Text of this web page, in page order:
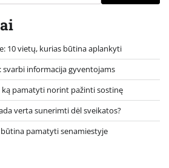
10 vietų, kurias būtina aplankyti
svarbi informacija gyventojams
pamatyti norint pažinti sostinę
verta sunerimti dėl sveikatos?
pamatyti senamiestyje